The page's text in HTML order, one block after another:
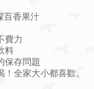
百香果汁
費力
料
保存問題
全家大小都喜歡。